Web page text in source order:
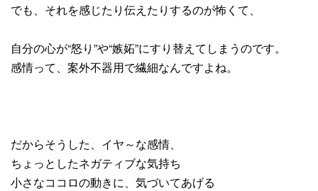
でも、それを感じたり伝えたりするのが怖くて、
自分の心が“怒り”や“嫉妬”にすり替えてしまうのです。
感情って、案外不器用で繊細なんですよね。
だからそうした、イヤ～な感情、
ちょっとしたネガティブな気持ち
小さなココロの動きに、気づいてあげる